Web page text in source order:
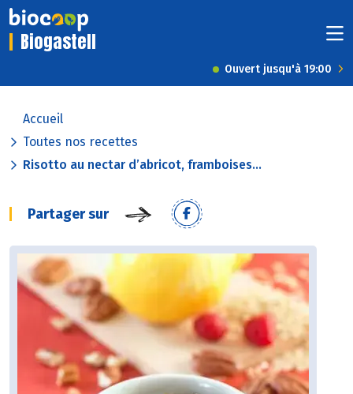
Biogastell
Ouvert jusqu'à 19:00
Accueil
Toutes nos recettes
Risotto au nectar d’abricot, framboises...
Partager sur